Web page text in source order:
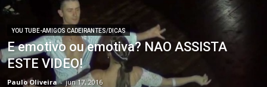
YOU TUBE-AMIGOS CADEIRANTES/DICAS
E emotivo ou emotiva? NAO ASSISTA
ESTE VIDEO!
Paulo Oliveira - jun 17, 2016